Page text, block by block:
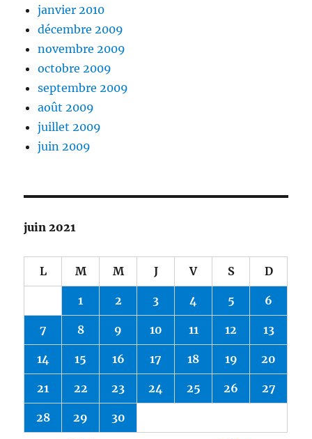
janvier 2010
décembre 2009
novembre 2009
octobre 2009
septembre 2009
août 2009
juillet 2009
juin 2009
juin 2021
L M M J V S D
1 2 3 4 5 6
7 8 9 10 11 12 13
14 15 16 17 18 19 20
21 22 23 24 25 26 27
28 29 30